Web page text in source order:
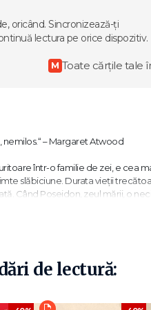
oricând. Sincronizează-ți
lectura pe orice dispozitiv.
M Toate cărțile tale
nemilos.“ – Margaret Atwood
într-o familie de zei, e cea
slăbiciune. Durata vieții
Când Poseidon, zeul mării, o
totdeauna. Șuvițele părului i se
și umor… Privirea care
a unui mit încurajează cititorul să
de lectură: